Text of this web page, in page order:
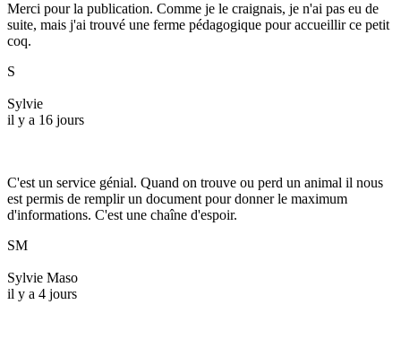
Merci pour la publication. Comme je le craignais, je n'ai pas eu de
suite, mais j'ai trouvé une ferme pédagogique pour accueillir ce petit
coq.
S
Sylvie
il y a 16 jours
C'est un service génial. Quand on trouve ou perd un animal il nous
est permis de remplir un document pour donner le maximum
d'informations. C'est une chaîne d'espoir.
SM
Sylvie Maso
il y a 4 jours